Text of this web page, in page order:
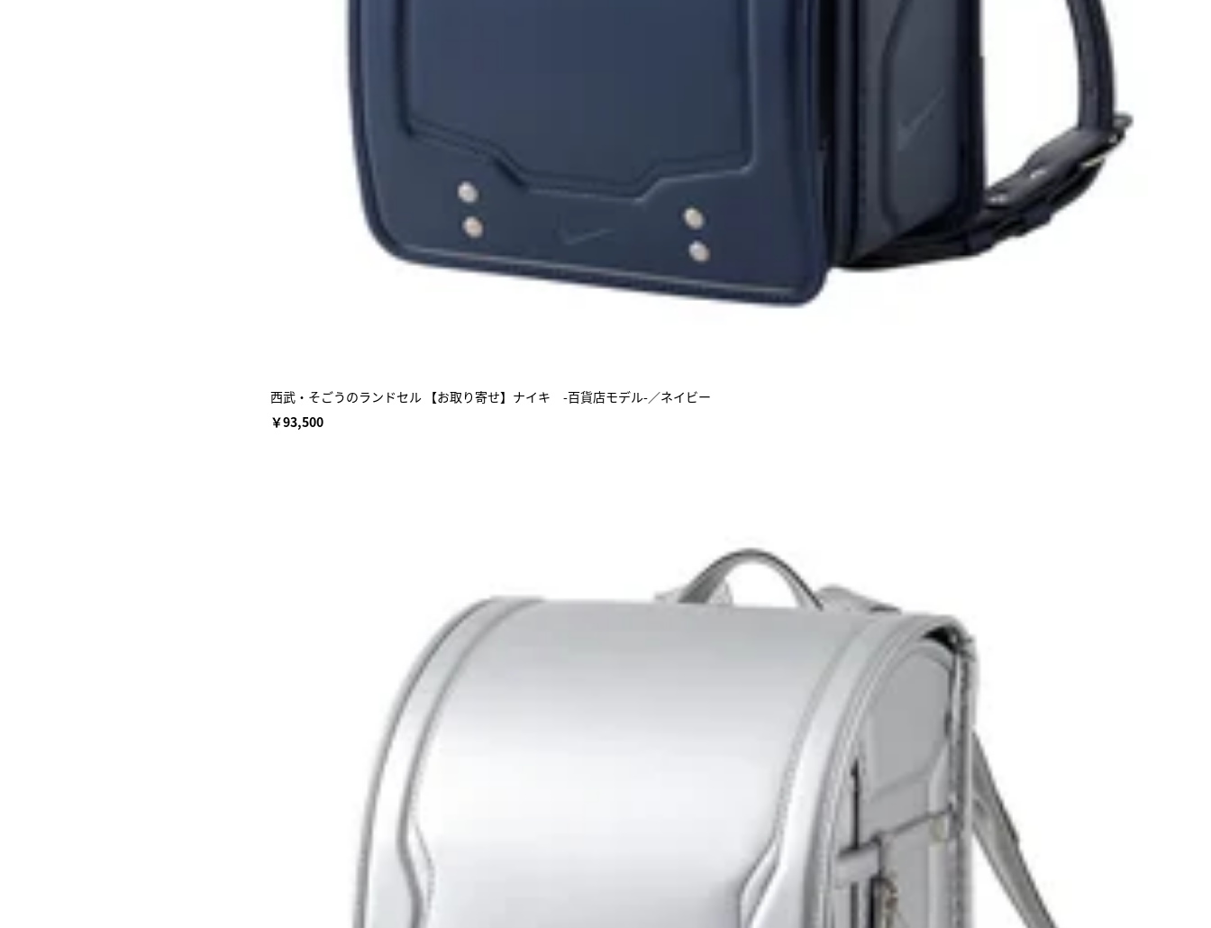
西武・そごうのランドセル 【お取り寄せ】ナイキ -百貨店モデル-／ネイビー
￥93,500